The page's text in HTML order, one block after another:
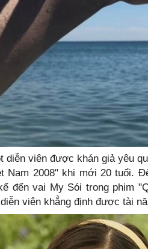
viên được khán giả yêu
Nam 2008" khi mới 20 tuổi.
đến vai My Sói trong phim
viên khẳng định được tài